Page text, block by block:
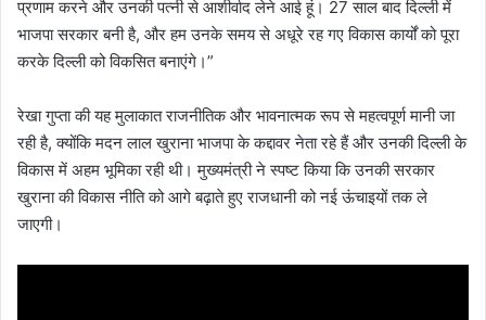
प्रणाम करने और उनकी पत्नी से आशीर्वाद लेने आई हूं। 27 साल बाद दिल्ली में
भाजपा सरकार बनी है, और हम उनके समय से अधूरे रह गए विकास कार्यों को पूरा
करके दिल्ली को विकसित बनाएंगे।”
रेखा गुप्ता की यह मुलाकात राजनीतिक और भावनात्मक रूप से महत्वपूर्ण मानी जा
रही है, क्योंकि मदन लाल खुराना भाजपा के कद्दावर नेता रहे हैं और उनकी दिल्ली के
विकास में अहम भूमिका रही थी। मुख्यमंत्री ने स्पष्ट किया कि उनकी सरकार
खुराना की विकास नीति को आगे बढ़ाते हुए राजधानी को नई ऊंचाइयों तक ले
जाएगी।